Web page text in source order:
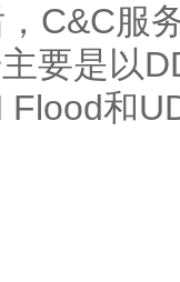
C&C服
要是以
和